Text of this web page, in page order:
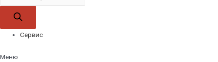
товаров
Сервис
Меню